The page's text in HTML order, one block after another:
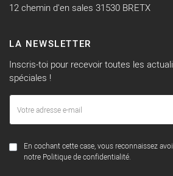
12 chemin d'en sales 31530 BRETX
LA NEWSLETTER
Inscris-toi pour recevoir toutes les
spéciales !
En cochant cette case, vous reconnaissez
notre Politique de confidentialité.